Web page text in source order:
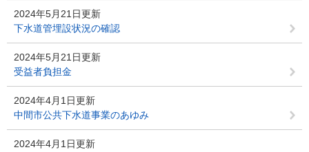
2024年5月21日更新
下水道管埋設状況の確認
2024年5月21日更新
受益者負担金
2024年4月1日更新
中間市公共下水道事業のあゆみ
2024年4月1日更新